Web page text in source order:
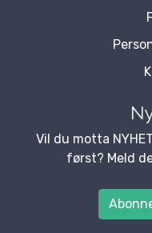
Vil du motta
først? Meld